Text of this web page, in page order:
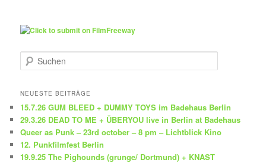
u
h
n
NEUESTE BEITRÄGE
15.7.26 GUM BLEED + DUMMY TOYS im Badehaus Berlin
29.3.26 DEAD TO ME + ÜBERYOU live in Berlin at Badehaus
Queer as Punk – 23rd october – 8 pm – Lichtblick Kino
12. Punkfilmfest Berlin
19.9.25 The Pighounds (grunge/ Dortmund) + KNAST